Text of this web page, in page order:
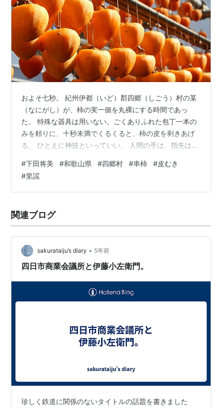
およそ七秒。 紀州伊都（いど）郡四郷（しごう）村の某
（なにがし）が、柿の実一個を丸裸にする時間であっ
た。 特殊な器具は用いない。ごくありふれた包丁一本の
みを頼りに、十秒未満でくるくると、柿の皮を剥きあげ
る。 ひとえに神技といっていい。 人間の手は、指先は、
伴いかねない俊敏ぶりに、見物に来た誰しもが息を忘れ
て見入ったという。 ――わたしゃ四郷の柿仕の娘、着物
ぬがれて白粉（おしろい）つけて、華の浪華の祝柿。 大
謡の「柿仕」とは、まさにこうした早業を体得済みな村
人どもを指したろう。 見物客には、ジャ…
#下田将美 #和歌山県 #四郷村 #串柿 #皮むき
#里謡
関連ブログ
sakurataiju’s diary • 5年前
四日市商業会議所と伊藤小左衛門。
珍しく鉄道に関係のないタイトルの話題を書きました